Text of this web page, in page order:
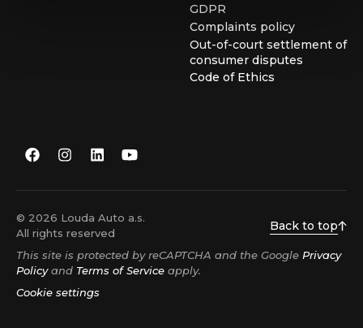
GDPR
Complaints policy
Out-of-court settlement of
consumer disputes
Code of Ethics
© 2026 Louda Auto a.s.
All rights reserved
Back to top
This site is protected by reCAPTCHA and the Google Privacy
Policyand Terms of Service apply.
Cookie settings